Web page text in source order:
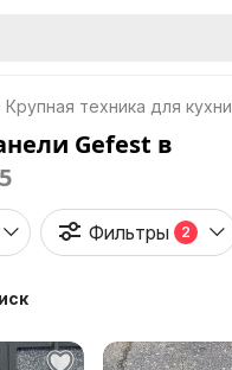
Крупная техника для кухни
Gefest в
Фильтры 2